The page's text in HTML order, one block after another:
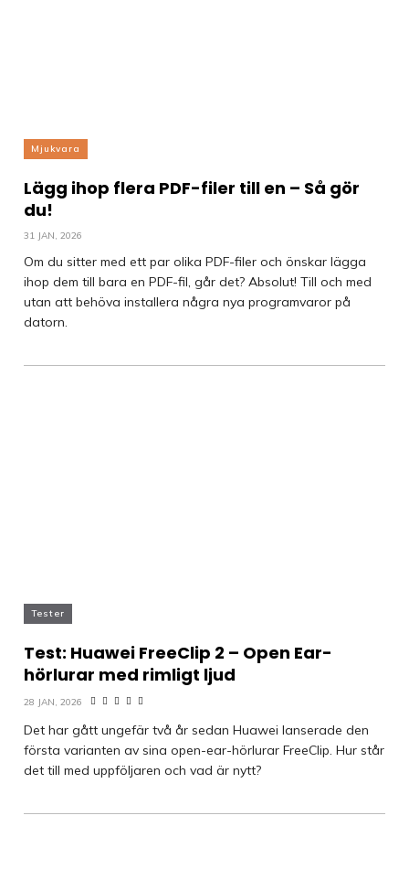
Mjukvara
Lägg ihop flera PDF-filer till en – Så gör
du!
31 JAN, 2026
Om du sitter med ett par olika PDF-filer och önskar lägga
ihop dem till bara en PDF-fil, går det? Absolut! Till och med
utan att behöva installera några nya programvaror på
datorn.
Tester
Test: Huawei FreeClip 2 – Open Ear-
hörlurar med rimligt ljud
28 JAN, 2026
Det har gått ungefär två år sedan Huawei lanserade den
första varianten av sina open-ear-hörlurar FreeClip. Hur står
det till med uppföljaren och vad är nytt?